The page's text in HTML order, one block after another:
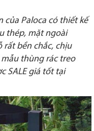
của Paloca có thiết kế
thép, mặt ngoài
rất bền chắc, chịu
thùng rác treo
SALE giá tốt tại